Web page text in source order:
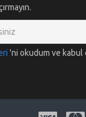
'ni okudum ve kabul